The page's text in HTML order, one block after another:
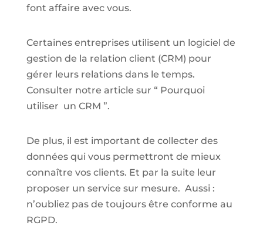
font affaire avec vous.
Certaines entreprises utilisent un logiciel de
gestion de la relation client (CRM) pour
gérer leurs relations dans le temps.
Consulter notre article sur “ Pourquoi
utiliser un CRM ”.
De plus, il est important de collecter des
données qui vous permettront de mieux
connaître vos clients. Et par la suite leur
proposer un service sur mesure. Aussi :
n’oubliez pas de toujours être conforme au
RGPD.